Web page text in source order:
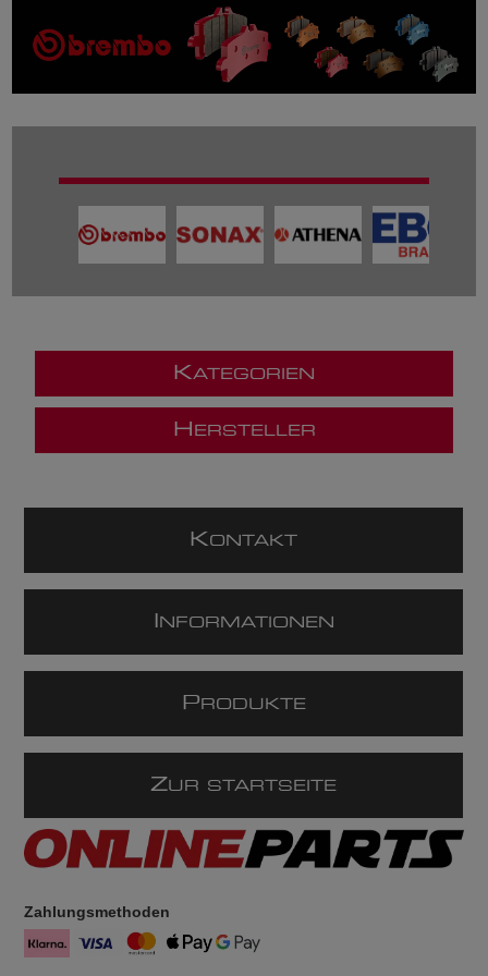
KATEGORIEN
H ERSTELLER
KONTAKT
NFORMATIONEN
P RODUKTE
ZUR STARTSEITE
Zahlungsmethoden